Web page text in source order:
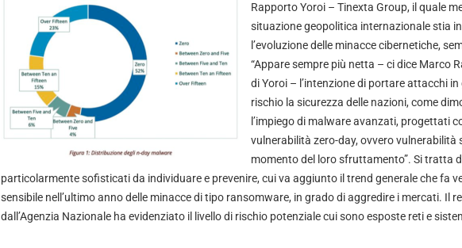
Rapporto Yoroi – Tinexta Group, il quale
situazione geopolitica internazionale stia
l’evoluzione delle minacce cibernetiche,
“Appare sempre più netta – ci dice Marco
di Yoroi – l’intenzione di portare attacchi
rischio la sicurezza delle nazioni, come
l’impiego di malware avanzati, progettati
vulnerabilità zero-day, ovvero vulnerabilità
momento del loro sfruttamento”. Si tratta
particolarmente sofisticati da individuare e prevenire, cui va aggiunto il trend generale che fa
sensibile nell’ultimo anno delle minacce di tipo ransomware, in grado di aggredire i mercati. Il
dall’Agenzia Nazionale ha evidenziato il livello di rischio potenziale cui sono esposte reti e